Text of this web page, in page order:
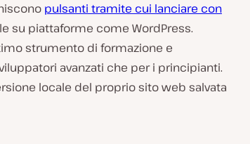
pulsanti tramite cui lanciare con
su piattaforme come WordPress.
strumento di formazione e
avanzati che per i principianti.
locale del proprio sito web salvata